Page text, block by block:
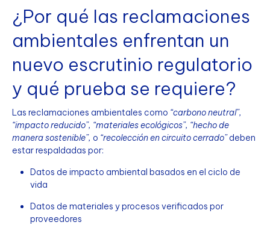
¿Por qué las reclamaciones
ambientales enfrentan un
nuevo escrutinio regulatorio
y qué prueba se requiere?
Las reclamaciones ambientales como “carbono neutral”,
“impacto reducido”, “materiales ecológicos”, “hecho de
manera sostenible”, o “recolección en circuito cerrado”deben
estar respaldadas por:
Datos de impacto ambiental basados en el ciclo de
vida
Datos de materiales y procesos verificados por
proveedores